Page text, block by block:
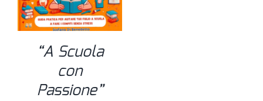
“A Scuola
con
Passione”